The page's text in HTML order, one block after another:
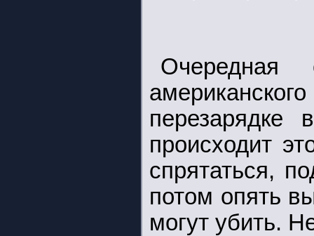
Очередная
перезарядке
происходит
спрятаться,
потом опять
могут убить.